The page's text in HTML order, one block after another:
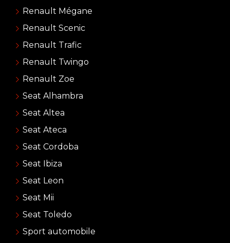
Renault Mégane
Renault Scenic
Renault Trafic
Renault Twingo
Renault Zoe
Seat Alhambra
Seat Altea
Seat Ateca
Seat Cordoba
Seat Ibiza
Seat Leon
Seat Mii
Seat Toledo
Sport automobile